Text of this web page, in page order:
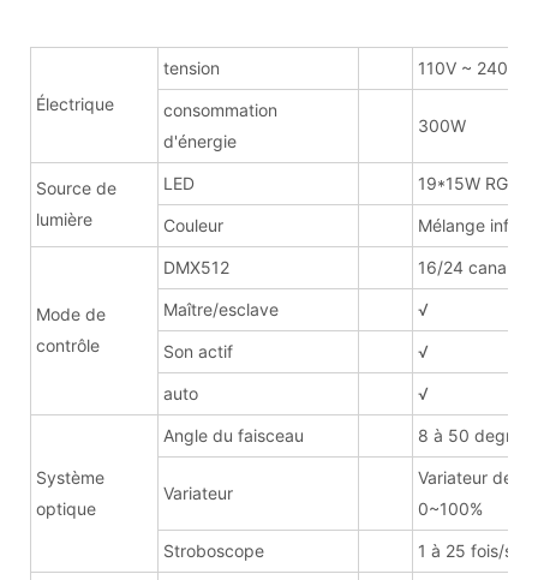
Électrique
tension 110V ~ 240V
consommation
d'énergie
300W
Source de
lumière
LED 19*15W
Couleur Mélange infini
Mode de
contrôle
DMX512 16/24 canaux
Maître/esclave √
Son actif √
auto √
Système
optique
Angle du faisceau 8 à 50 degrés
Variateur
Variateur de
0~100%
Stroboscope 1 à 25 fois/